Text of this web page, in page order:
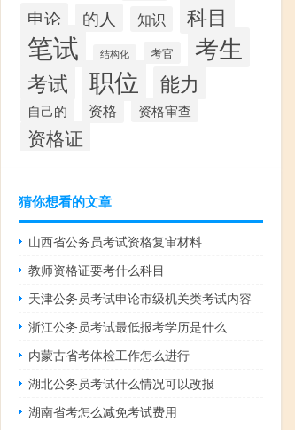
申论 的人 知识 科目
笔试 结构化 考官 考生
考试 职位 能力
自己的 资格 资格审查
资格证
猜你想看的文章
山西省公务员考试资格复审材料
教师资格证要考什么科目
天津公务员考试申论市级机关类考试内容
浙江公务员考试最低报考学历是什么
内蒙古省考体检工作怎么进行
湖北公务员考试什么情况可以改报
湖南省考怎么减免考试费用